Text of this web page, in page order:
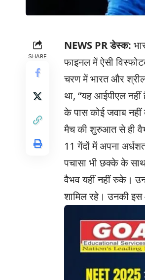
SHARE
NEWS PR डेस्क:
फाइनल में ऐसी
चरण में भारत और
था, “यह आईपीएल
के पास कोई जवाब नहीं
मैच की शुरुआत से ही
11 गेंदों में अपना
पचासा भी छक्के के साथ
वैभव यहीं नहीं रुके।
शामिल रहे। उनकी